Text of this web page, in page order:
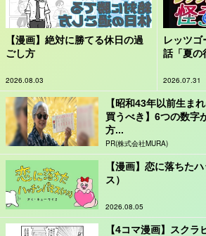
【漫画】絶対に勝てる休日の過
ごし方
2026.08.03
レッツ
話「夏の
2026.07.31
【昭和43年以前生ま
買うべき】6つの数字
方...
PR(株式会社MURA)
【漫画】恋に落ちた
ス）
2026.08.05
【4コマ漫画】スクラ